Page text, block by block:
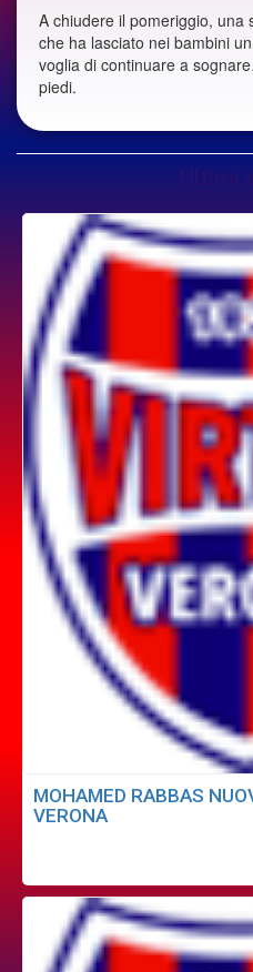
A chiudere il pomeriggio, una
che ha lasciato nei bambini
voglia di continuare a
piedi.
Ultimi
MOHAMED RABBAS
VERONA